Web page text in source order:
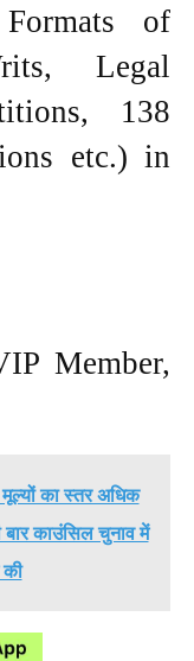
of
Legal
138
etc.) in
Member,
का स्तर अधिक
बार काउंसिल चुनाव में
की